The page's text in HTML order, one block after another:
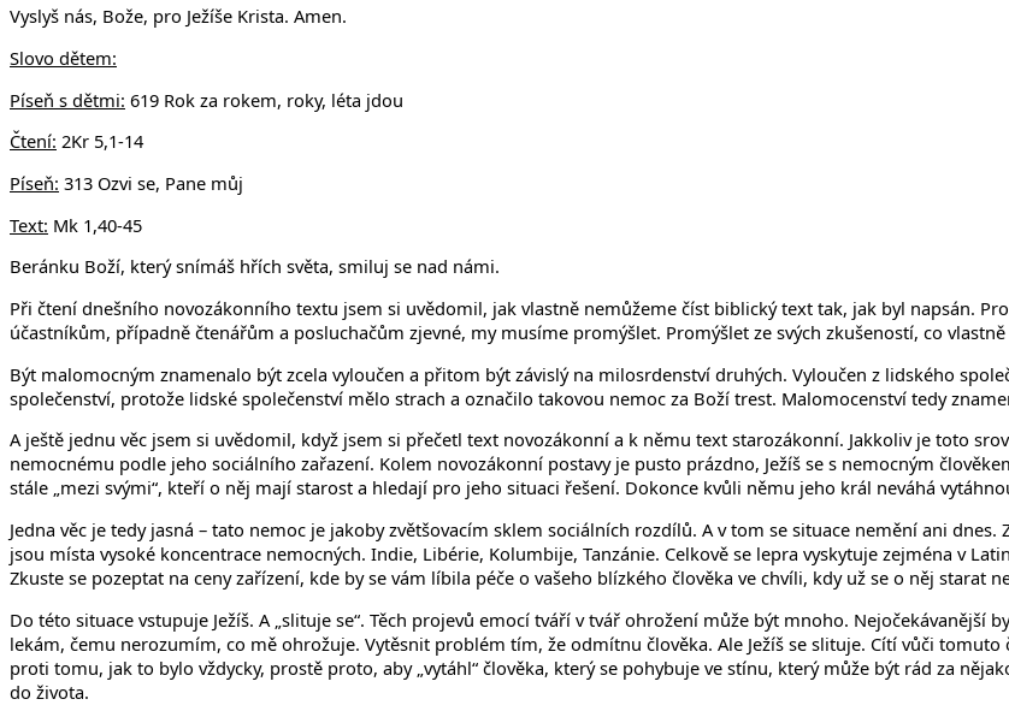
Vyslyš nás, Bože, pro Ježíše Krista. Amen.
Slovo dětem:
Píseň s dětmi: 619 Rok za rokem, roky, léta jdou
Čtení: 2Kr 5,1-14
Píseň: 313 Ozvi se, Pane můj
Text: Mk 1,40-45
Beránku Boží, který snímáš hřích světa, smiluj se nad námi.
Při čtení dnešního novozákonního textu jsem si uvědomil, jak vlastně nemůžeme číst biblický text tak, jak byl napsán.
účastníkům, případně čtenářům a posluchačům zjevné, my musíme promýšlet. Promýšlet ze svých zkušeností, co
Být malomocným znamenalo být zcela vyloučen a přitom být závislý na milosrdenství druhých. Vyloučen z lidského
společenství, protože lidské společenství mělo strach a označilo takovou nemoc za Boží trest. Malomocenství tedy
A ještě jednu věc jsem si uvědomil, když jsem si přečetl text novozákonní a k němu text starozákonní. Jakkoliv je toto
nemocnému podle jeho sociálního zařazení. Kolem novozákonní postavy je pusto prázdno, Ježíš se s nemocným
stále „mezi svými“, kteří o něj mají starost a hledají pro jeho situaci řešení. Dokonce kvůli němu jeho král neváhá
Jedna věc je tedy jasná – tato nemoc je jakoby zvětšovacím sklem sociálních rozdílů. A v tom se situace nemění ani
jsou místa vysoké koncentrace nemocných. Indie, Libérie, Kolumbije, Tanzánie. Celkově se lepra vyskytuje zejména v
Zkuste se pozeptat na ceny zařízení, kde by se vám líbila péče o vašeho blízkého člověka ve chvíli, kdy už se o něj starat
Do této situace vstupuje Ježíš. A „slituje se“. Těch projevů emocí tváří v tvář ohrožení může být mnoho. Nejočekávanější
lekám, čemu nerozumím, co mě ohrožuje. Vytěsnit problém tím, že odmítnu člověka. Ale Ježíš se slituje. Cítí vůči
proti tomu, jak to bylo vždycky, prostě proto, aby „vytáhl“ člověka, který se pohybuje ve stínu, který může být rád za
do života.